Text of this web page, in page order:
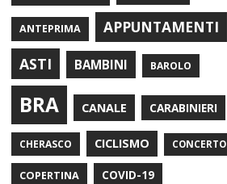
ANTEPRIMA
APPUNTAMENTI
ASTI
BAMBINI BAROLO
BRA CANALE CARABINIERI
CHERASCO CICLISMO CONCERTO
COPERTINA COVID-19